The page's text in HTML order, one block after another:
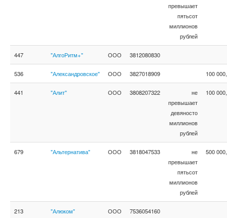
превышает
пятьсот
миллионов
рублей
447 "АлгоРитм+" ООО 3812080830
536 "Александровское" ООО 3827018909 100
441 "Алит" ООО 3808207322
не
превышает
девяносто
миллионов
рублей
100
679 "Альтернатива" ООО 3818047533
не
превышает
пятьсот
миллионов
рублей
500
213 "Алюком" ООО 7536054160